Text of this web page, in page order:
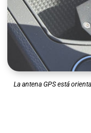
La antena GPS está